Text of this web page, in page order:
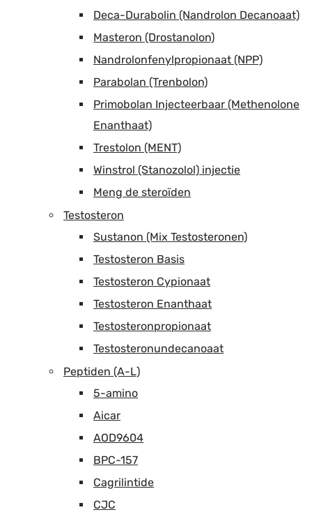
Deca-Durabolin (Nandrolon Decanoaat)
Masteron (Drostanolon)
Nandrolonfenylpropionaat (NPP)
Parabolan (Trenbolon)
Primobolan Injecteerbaar (Methenolone
Enanthaat)
Trestolon (MENT)
Winstrol (Stanozolol) injectie
Meng de steroïden
Testosteron
Sustanon (Mix Testosteronen)
Testosteron Basis
Testosteron Cypionaat
Testosteron Enanthaat
Testosteronpropionaat
Testosteronundecanoaat
Peptiden (A-L)
5-amino
Aicar
AOD9604
BPC-157
Cagrilintide
CJC